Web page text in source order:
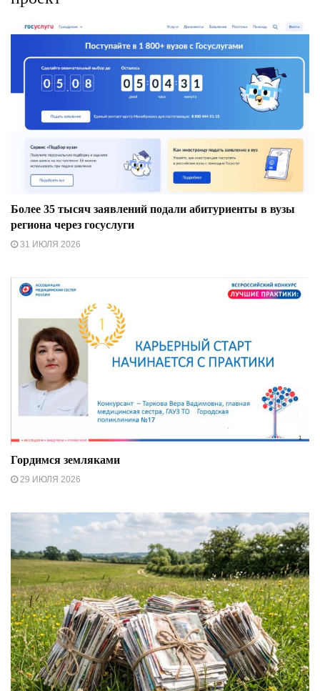
Более 35 тысяч заявлений подали абитуриенты в вузы
региона через госуслуги
31 ИЮЛЯ 2026
Гордимся земляками
29 ИЮЛЯ 2026